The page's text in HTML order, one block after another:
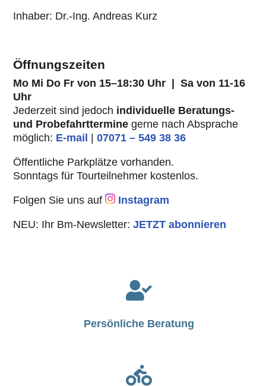
Inhaber: Dr.-Ing. Andreas Kurz
Öffnungszeiten
Mo Mi Do Fr von 15–18:30 Uhr | Sa von 11-16
Uhr
Jederzeit sind jedoch individuelle Beratungs-
und Probefahrttermine gerne nach Absprache
möglich: E-mail |07071 – 549 38 36
Öffentliche Parkplätze vorhanden.
Sonntags für Tourteilnehmer kostenlos.
Folgen Sie uns auf Instagram
NEU: Ihr Bm-Newsletter:JETZT abonnieren

Persönliche Beratung
